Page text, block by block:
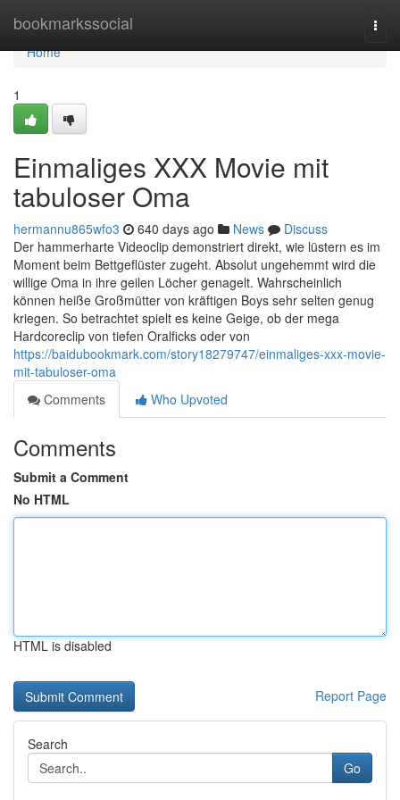
bookmarkssocial
Home
Home
1
Einmaliges XXX Movie mit
tabuloser Oma
hermannu865wfo3 640 days ago News
Discuss
Der hammerharte Videoclip demonstriert direkt, wie lüstern es im
Moment beim Bettgeflüster zugeht. Absolut ungehemmt wird die
willige Oma in ihre geilen Löcher genagelt. Wahrscheinlich
können heiße Großmütter von kräftigen Boys sehr selten genug
kriegen. So betrachtet spielt es keine Geige, ob der mega
Hardcoreclip von tiefen Oralficks oder von
https://baidubookmark.com/story18279747/einmaliges-xxx-movie-
mit-tabuloser-oma
Comments
Who Upvoted
Comments
Submit a Comment
No HTML
HTML is disabled
Report Page
Search
Go